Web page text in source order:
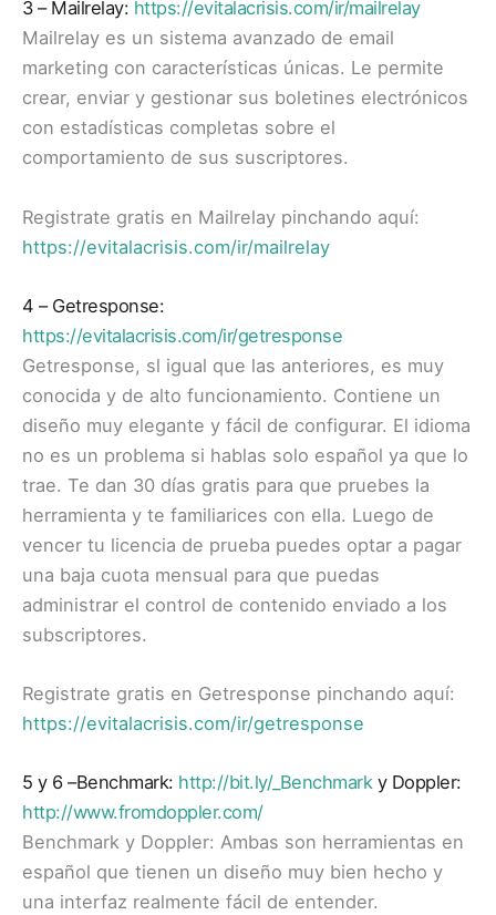
3 – Mailrelay: https://evitalacrisis.com/ir/mailrelay
Mailrelay es un sistema avanzado de email
marketing con características únicas. Le permite
crear, enviar y gestionar sus boletines electrónicos
con estadísticas completas sobre el
comportamiento de sus suscriptores.
Registrate gratis en Mailrelay pinchando aquí:
https://evitalacrisis.com/ir/mailrelay
4 – Getresponse:
https://evitalacrisis.com/ir/getresponse
Getresponse, sl igual que las anteriores, es muy
conocida y de alto funcionamiento. Contiene un
diseño muy elegante y fácil de configurar. El idioma
no es un problema si hablas solo español ya que lo
trae. Te dan 30 días gratis para que pruebes la
herramienta y te familiarices con ella. Luego de
vencer tu licencia de prueba puedes optar a pagar
una baja cuota mensual para que puedas
administrar el control de contenido enviado a los
subscriptores.
Registrate gratis en Getresponse pinchando aquí:
https://evitalacrisis.com/ir/getresponse
5 y 6 –Benchmark: http://bit.ly/_Benchmarky Doppler:
http://www.fromdoppler.com/
Benchmark y Doppler: Ambas son herramientas en
español que tienen un diseño muy bien hecho y
una interfaz realmente fácil de entender.